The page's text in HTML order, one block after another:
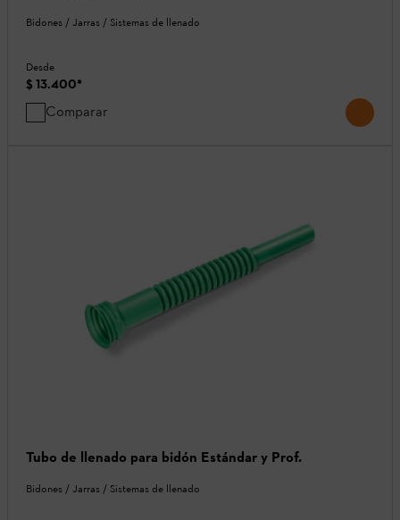
Bidones / Jarras / Sistemas de llenado
Desde
$ 13.400*
Comparar
Tubo de llenado para bidón Estándar y Prof.
Bidones / Jarras / Sistemas de llenado